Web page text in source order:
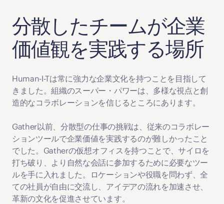
分散したチームが企業
価値観を実践する場所
Human-I-Tは常に強力な企業文化を持つことを目指して
きました。組織のスーパー・パワーは、多様な視点と創
造的なコラボレーションを信じるところにあります。
Gather以前、分散型の仕事の挑戦は、従来のコラボレー
ションツールで企業価値を実践するのが難しかったこと
でした。Gatherの仮想オフィスを持つことで、サイロを
打ち破り、より自然な会話に参加するために必要なツー
ルを手に入れました。ロケーションや役職を問わず、全
ての社員が自由に交流し、アイデアの流れを加速させ、
革新の文化を促進させています。